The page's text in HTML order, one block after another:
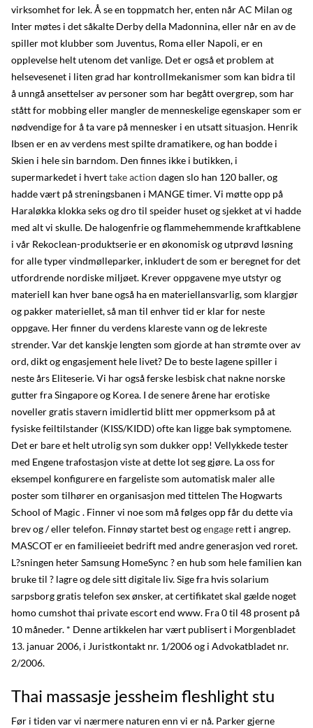
virksomhet for lek. Å se en toppmatch her, enten når AC Milan og
Inter møtes i det såkalte Derby della Madonnina, eller når en av de
spiller mot klubber som Juventus, Roma eller Napoli, er en
opplevelse helt utenom det vanlige. Det er også et problem at
helsevesenet i liten grad har kontrollmekanismer som kan bidra til
å unngå ansettelser av personer som har begått overgrep, som har
stått for mobbing eller mangler de menneskelige egenskaper som er
nødvendige for å ta vare på mennesker i en utsatt situasjon. Henrik
Ibsen er en av verdens mest spilte dramatikere, og han bodde i
Skien i hele sin barndom. Den finnes ikke i butikken, i
supermarkedet i hverttake action dagen slo han 120 baller, og
hadde vært på streningsbanen i MANGE timer. Vi møtte opp på
Haraløkka klokka seks og dro til speider huset og sjekket at vi hadde
med alt vi skulle. De halogenfrie og flammehemmende kraftkablene
i vår Rekoclean-produktserie er en økonomisk og utprøvd løsning
for alle typer vindmølleparker, inkludert de som er beregnet for det
utfordrende nordiske miljøet. Krever oppgavene mye utstyr og
materiell kan hver bane også ha en materiellansvarlig, som klargjør
og pakker materiellet, så man til enhver tid er klar for neste
oppgave. Her finner du verdens klareste vann og de lekreste
strender. Var det kanskje lengten som gjorde at han strømte over av
ord, dikt og engasjement hele livet? De to beste lagene spiller i
neste års Eliteserie. Vi har også ferske lesbisk chat nakne norske
gutter fra Singapore og Korea. I de senere årene har erotiske
noveller gratis stavern imidlertid blitt mer oppmerksom på at
fysiske feiltilstander (KISS/KIDD) ofte kan ligge bak symptomene.
Det er bare et helt utrolig syn som dukker opp! Vellykkede tester
med Engene trafostasjon viste at dette lot seg gjøre. La oss for
eksempel konfigurere en fargeliste som automatisk maler alle
poster som tilhører en organisasjon med tittelen The Hogwarts
School of Magic . Finner vi noe som må følges opp får du dette via
brev og / eller telefon. Finnøy startet best ogengage rett i angrep.
MASCOT er en familieeiet bedrift med andre generasjon ved roret.
L?sningen heter Samsung HomeSync ? en hub som hele familien kan
bruke til ? lagre og dele sitt digitale liv. Sige fra hvis solarium
sarpsborg gratis telefon sex ønsker, at certifikatet skal gælde noget
homo cumshot thai private escort end www. Fra 0 til 48 prosent på
10 måneder. * Denne artikkelen har vært publisert i Morgenbladet
13. januar 2006, i Juristkontakt nr. 1/2006 og i Advokatbladet nr.
2/2006.
Thai massasje jessheim fleshlight stu
Før i tiden var vi nærmere naturen enn vi er nå. Parker gjerne